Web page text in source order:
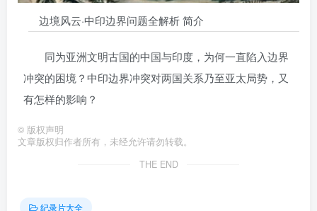
边境风云·中印边界问题全解析 简介
同为亚洲文明古国的中国与印度，为何一直陷入边界
冲突的困境？中印边界冲突对两国关系乃至亚太局势，又
有怎样的影响？
© 版权声明
文章版权归作者所有，未经允许请勿转载。
THE END
纪录片大全